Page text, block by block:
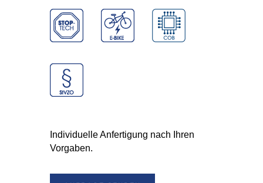
Individuelle Anfertigung nach Ihren
Vorgaben.